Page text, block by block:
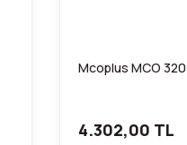
Mcoplus MCO
4.302,00 TL